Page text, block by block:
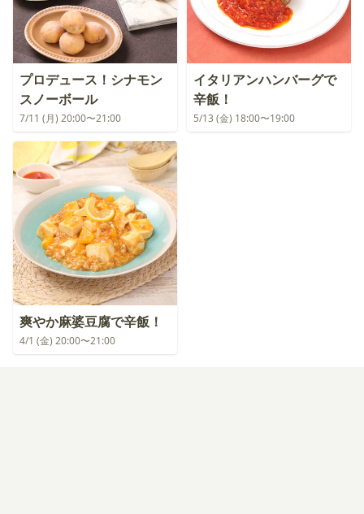
プロデュース！シナモン
スノーボール
7/11 (月) 20:00〜21:00
イタリアンハンバーグで
辛飯！
5/13 (金) 18:00〜19:00
爽やか麻婆豆腐で辛飯！
4/1 (金) 20:00〜21:00